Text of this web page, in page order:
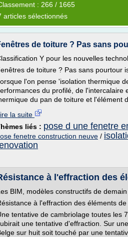
: 266 / 1665
articles sélectionnés
de toiture ? Pas sans
Y pour les nouvelles
de toiture ? Pas sans pourtour
l'on pense 'isolation thermique
du profilé, de l'intercalaire
du pan de toiture et l'élément
la suite
liés : pose d une fenetre
fenetre construction neuve /
à l'effraction des
BIM, modèles constructifs de demain
à l'effraction des éléments
tentative de cambriolage toutes les
une tentative d'effraction. Sur
sur huit soit touché par une